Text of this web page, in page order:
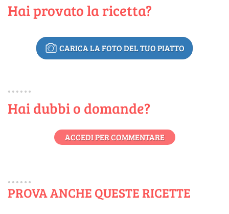
Hai provato la ricetta?
CARICA LA FOTO DEL TUO PIATTO
Hai dubbi o domande?
ACCEDI PER COMMENTARE
PROVA ANCHE QUESTE RICETTE